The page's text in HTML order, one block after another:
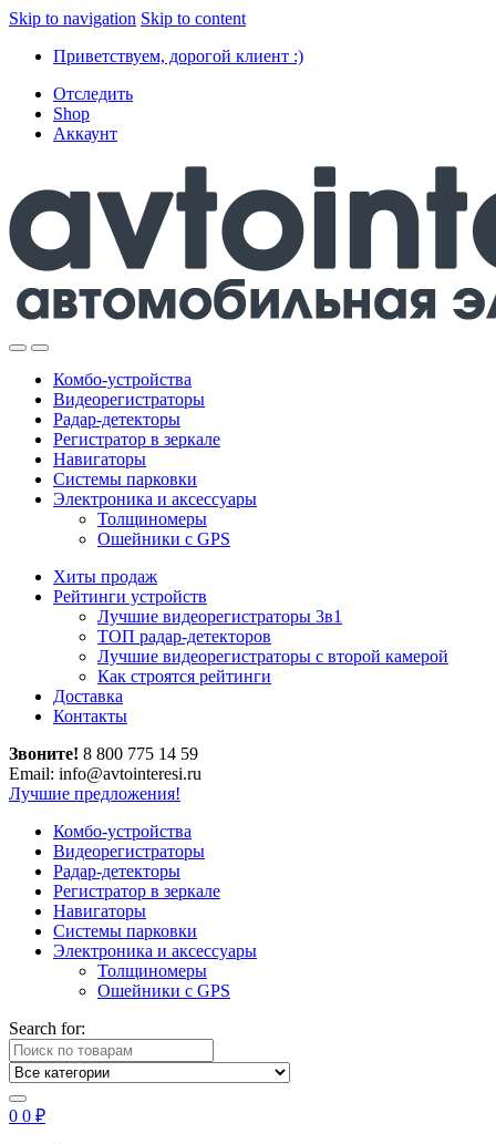
Skip to navigation Skip to content
Приветствуем, дорогой клиент :)
Отследить
Shop
Аккаунт
Комбо-устройства
Видеорегистраторы
Радар-детекторы
Регистратор в зеркале
Навигаторы
Системы парковки
Электроника и аксессуары
Толщиномеры
Ошейники с GPS
Хиты продаж
Рейтинги устройств
Лучшие видеорегистраторы 3в1
ТОП радар-детекторов
Лучшие видеорегистраторы с второй камерой
Как строятся рейтинги
Доставка
Контакты
Звоните! 8 800 775 14 59
Email: info@avtointeresi.ru
Лучшие предложения!
Комбо-устройства
Видеорегистраторы
Радар-детекторы
Регистратор в зеркале
Навигаторы
Системы парковки
Электроника и аксессуары
Толщиномеры
Ошейники с GPS
Search for:
0 0 ₽